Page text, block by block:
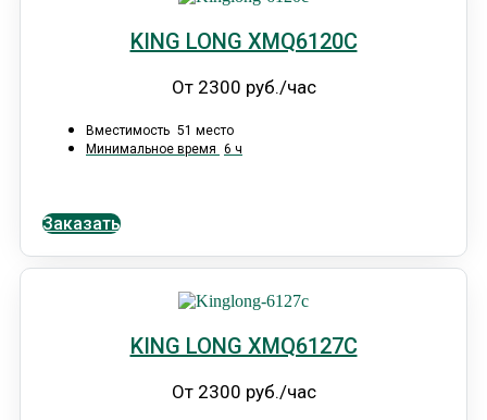
KING LONG XMQ6120С
От 2300 руб./час
Вместимость 51 место
Минимальное время 6 ч
Заказать
KING LONG XMQ6127C
От 2300 руб./час